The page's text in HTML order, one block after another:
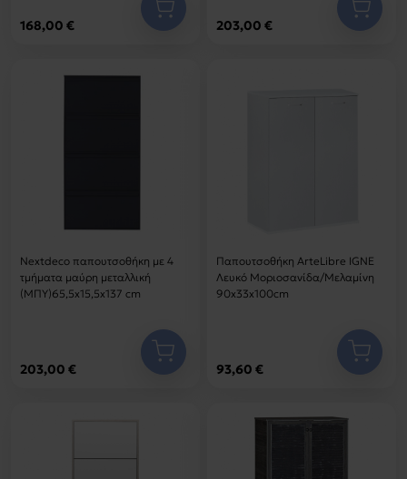
168,00 € 203,00 €
Nextdeco παπουτσοθήκη με 4
τμήματα μαύρη μεταλλική
(ΜΠΥ)65,5x15,5x137 cm
203,00 €
Παπουτσοθήκη ArteLibre IGNE
Λευκό Μοριοσανίδα/Μελαμίνη
90x33x100cm
93,60 €